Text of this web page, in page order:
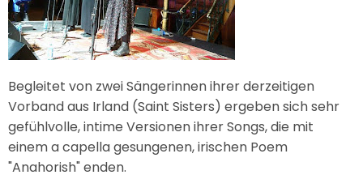
Begleitet von zwei Sängerinnen ihrer derzeitigen
Vorband aus Irland (Saint Sisters) ergeben sich sehr
gefühlvolle, intime Versionen ihrer Songs, die mit
einem a capella gesungenen, irischen Poem
"Anahorish" enden.